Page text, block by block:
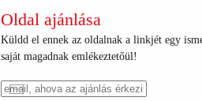
Oldal ajánlása
Küldd el ennek az oldalnak a linkjét egy
saját magadnak emlékeztetőül!